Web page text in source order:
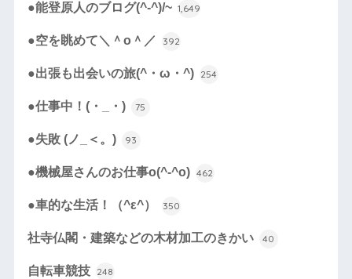
●能登原人のブログ(^-^)/~ 1,649
●空を眺めて＼＾o＾／ 392
●出張も出会いの旅(^・ω・^) 254
●仕事中！(・_・) 75
●失敗 (ノ_＜。) 93
●機械屋さんのお仕事o(^-^o) 462
●車的な生活！（^ε^） 350
社寺仏閣・建築などの木材加工のきかい 40
自転車競技 248